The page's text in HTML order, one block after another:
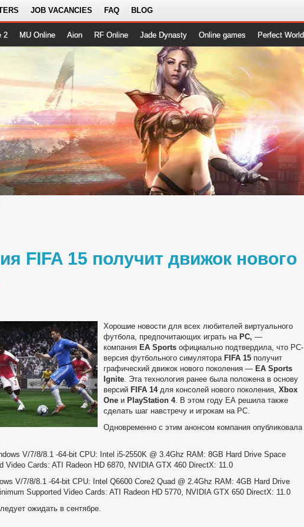
JOB VACANCIES FAQ BLOG
2 MU Online Aion RF Online Jade Dynasty Online games Perfect World
FIFA 15 получит движок нового
Хорошие новости для всех любителей виртуального
футбола, предпочитающих играть на PC, —
компания EA Sports официально подтвердила, что PC-
версия футбольного симулятора FIFA 15 получит
графический движок нового поколения — EA Sports
Ignite. Эта технология ранее была положена в основу
версий FIFA 14для консолей нового поколения, Xbox
One и PlayStation 4. В этом году ЕА решила также
сделать шаг навстречу и игрокам на PC.
Одновременно с этим анонсом компания опубликовала
V/7/8/8.1 -64-bit CPU: Intel i5-2550K @ 3.4Ghz RAM: 8GB Hard Drive Space
Video Cards: ATI Radeon HD 6870, NVIDIA GTX 460 DirectX: 11.0
V/7/8/8.1 -64-bit CPU: Intel Q6600 Core2 Quad @ 2.4Ghz RAM: 4GB Hard Drive
Supported Video Cards: ATI Radeon HD 5770, NVIDIA GTX 650 DirectX: 11.0
ожидать в сентябре.